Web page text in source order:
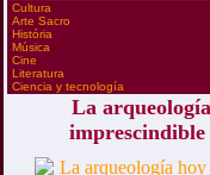
·Cultura
·Arte Sacro
·História
·Música
·Cine
·Literatura
·Ciencia y tecnología
La